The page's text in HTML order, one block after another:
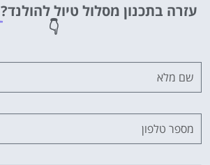
מציאת מלון
לחצו
עזרה בתכנון מסלול טיול להולנד?
👇